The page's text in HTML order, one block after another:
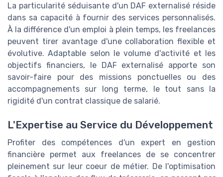
La particularité séduisante d'un DAF externalisé réside
dans sa capacité à fournir des services personnalisés.
À la différence d'un emploi à plein temps, les freelances
peuvent tirer avantage d'une collaboration flexible et
évolutive. Adaptable selon le volume d'activité et les
objectifs financiers, le DAF externalisé apporte son
savoir-faire pour des missions ponctuelles ou des
accompagnements sur long terme, le tout sans la
rigidité d'un contrat classique de salarié.
L'Expertise au Service du Développement
Profiter des compétences d'un expert en gestion
financière permet aux freelances de se concentrer
pleinement sur leur coeur de métier. De l'optimisation